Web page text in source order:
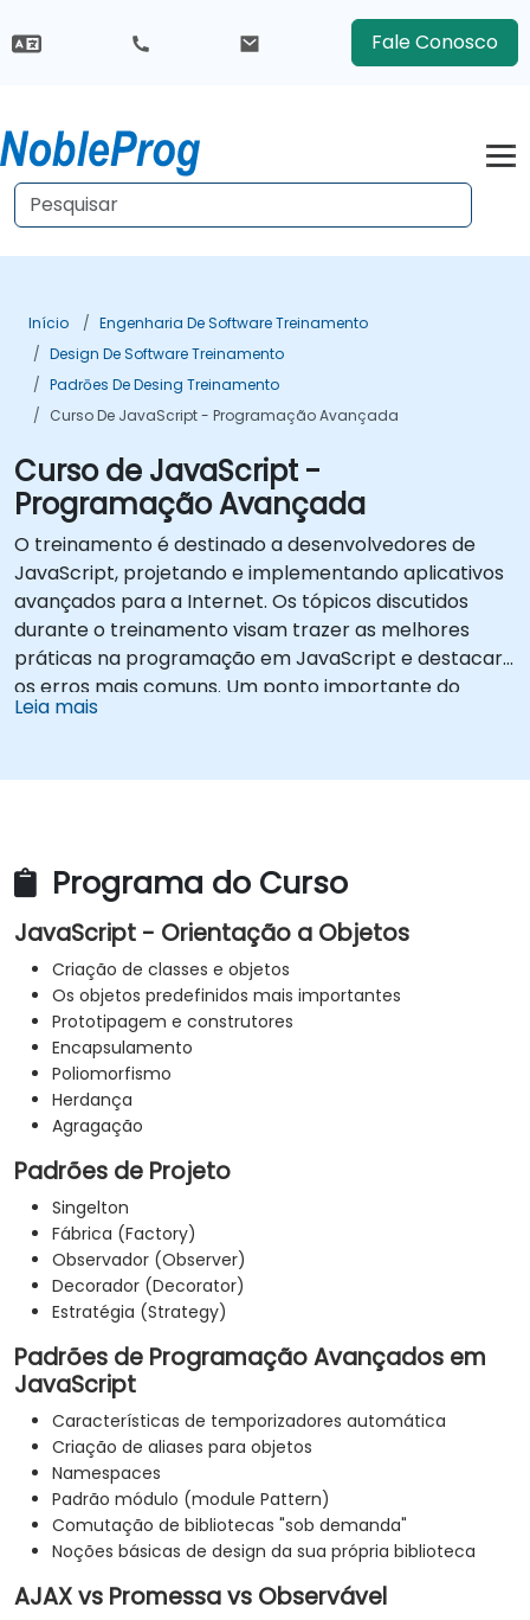
Fale Conosco
Início
Engenharia De Software Treinamento
Design De Software Treinamento
Padrōes De Desing Treinamento
Curso De JavaScript - Programação Avançada
Curso de JavaScript -
Programação Avançada
O treinamento é destinado a desenvolvedores de
JavaScript, projetando e implementando aplicativos
avançados para a Internet. Os tópicos discutidos
durante o treinamento visam trazer as melhores
práticas na programação em JavaScript e destacar
os erros mais comuns. Um ponto importante do
treinamento é discutir a programação orientada a
Leia mais
Programa do Curso
JavaScript - Orientação a Objetos
Criação de classes e objetos
Os objetos predefinidos mais importantes
Prototipagem e construtores
Encapsulamento
Poliomorfismo
Herdança
Agragação
Padrões de Projeto
Singelton
Fábrica (Factory)
Observador (Observer)
Decorador (Decorator)
Estratégia (Strategy)
Padrões de Programação Avançados em
JavaScript
Características de temporizadores automática
Criação de aliases para objetos
Namespaces
Padrão módulo (module Pattern)
Comutação de bibliotecas "sob demanda"
Noções básicas de design da sua própria biblioteca
AJAX vs Promessa vs Observável